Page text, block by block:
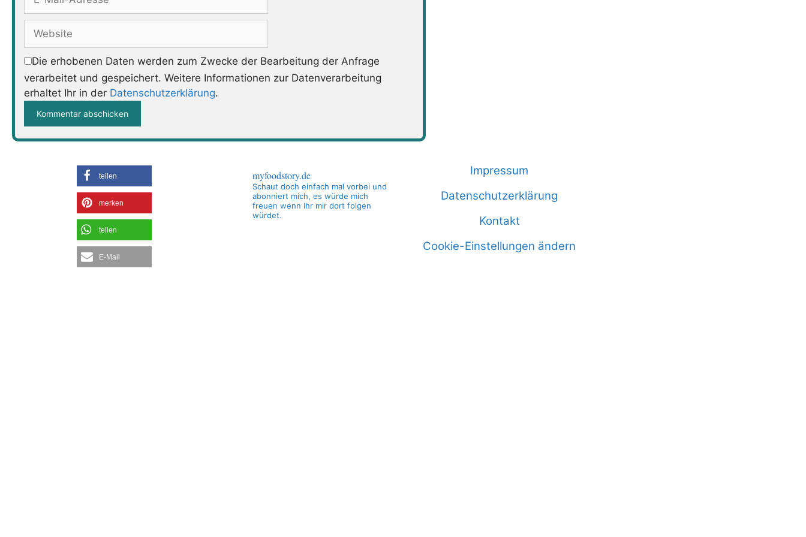
Adresse
Website
Die erhobenen Daten werden zum Zwecke der Bearbeitung der Anfrage
verarbeitet und gespeichert. Weitere Informationen zur Datenverarbeitung
erhaltet Ihr in der Datenschutzerklärung.
teilen
merken
teilen
E-Mail
myfoodstory.de
Schaut doch einfach mal vorbei und
abonniert mich, es würde mich
freuen wenn Ihr mir dort folgen
würdet.
Impressum
Datenschutzerklärung
Kontakt
Cookie-Einstellungen ändern